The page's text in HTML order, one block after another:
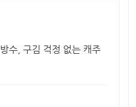
수, 구김 걱정 없는 캐주